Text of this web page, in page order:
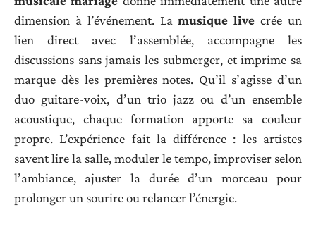
dimension à l’événement. Lamusique live crée un
lien direct avec l’assemblée, accompagne les
discussions sans jamais les submerger, et imprime sa
marque dès les premières notes. Qu’il s’agisse d’un
duo guitare-voix, d’un trio jazz ou d’un ensemble
acoustique, chaque formation apporte sa couleur
propre. L’expérience fait la différence : les artistes
savent lire la salle, moduler le tempo, improviser selon
l’ambiance, ajuster la durée d’un morceau pour
prolonger un sourire ou relancer l’énergie.